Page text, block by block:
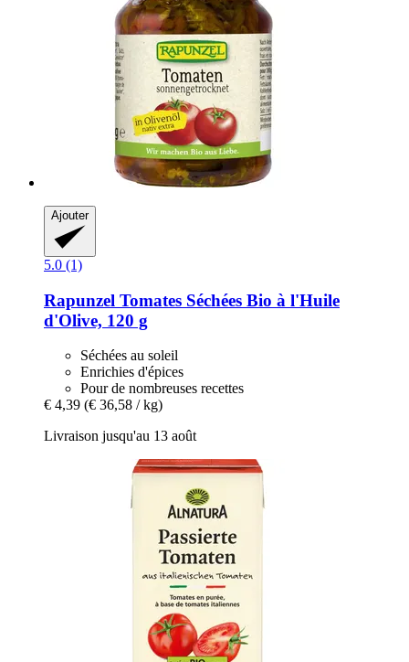
Ajouter
5.0 (1)
Rapunzel Tomates Séchées Bio à l'Huile
d'Olive, 120 g
Séchées au soleil
Enrichies d'épices
Pour de nombreuses recettes
€ 4,39 (€ 36,58 / kg)
Livraison jusqu'au 13 août